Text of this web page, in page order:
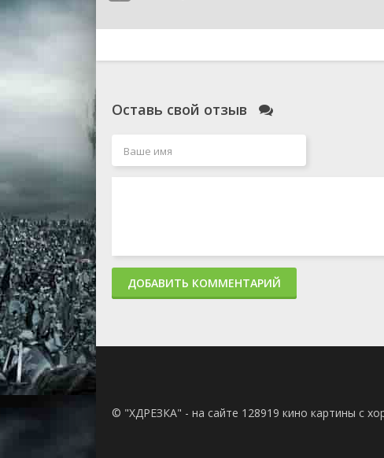
Оставь свой отзыв
ДОБАВИТЬ КОММЕНТАРИЙ
© "ХДРЕЗКА" - на сайте 128919 кино картины с